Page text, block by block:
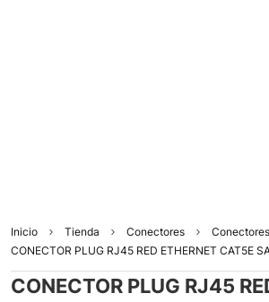
Inicio Tienda Conectores
CONECTOR PLUG RJ45 RED ETHERNET CAT5E
CONECTOR PLUG RJ45